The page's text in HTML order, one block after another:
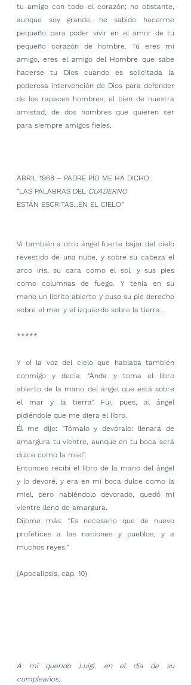
tu amigo con todo el corazón; no obstante,
aunque soy grande, he sabido hacerme
pequeño para poder vivir en el amor de tu
pequeño corazón de hombre. Tú eres mi
amigo, eres el amigo del Hombre que sabe
hacerse tu Dios cuando es solicitada la
poderosa intervención de Dios para defender
de los rapaces hombres, el bien de nuestra
amistad, de dos hombres que quieren ser
para siempre amigos fieles.
ABRIL 1968 – PADRE PÍO ME HA DICHO:
“LAS PALABRAS DEL CUADERNO
ESTÁN ESCRITAS…EN EL CIELO”
Vi también a otro ángel fuerte bajar del cielo
revestido de una nube, y sobre su cabeza el
arco iris, su cara como el sol, y sus pies
como columnas de fuego. Y tenía en su
mano un librito abierto y puso su pie derecho
sobre el mar y el izquierdo sobre la tierra…
*****
Y oí la voz del cielo que hablaba también
conmigo y decía: “Anda y toma el libro
abierto de la mano del ángel que está sobre
el mar y la tierra”. Fui, pues, al ángel
pidiéndole que me diera el libro.
Él me dijo: “Tómalo y devóralo: llenará de
amargura tu vientre, aunque en tu boca será
dulce como la miel”.
Entonces recibí el libro de la mano del ángel
y lo devoré, y era en mi boca dulce como la
miel, pero habiéndolo devorado, quedó mi
vientre lleno de amargura.
Díjome más: “Es necesario que de nuevo
profetices a las naciones y pueblos, y a
muchos reyes.”
(Apocalipsis, cap. 10)
A mi querido Luigi, en el día de su
cumpleaños,